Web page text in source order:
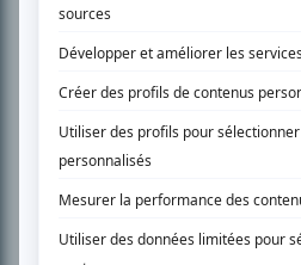
PLAN DU SITE
Accueil
Liste des comédiens
Recherche avancée